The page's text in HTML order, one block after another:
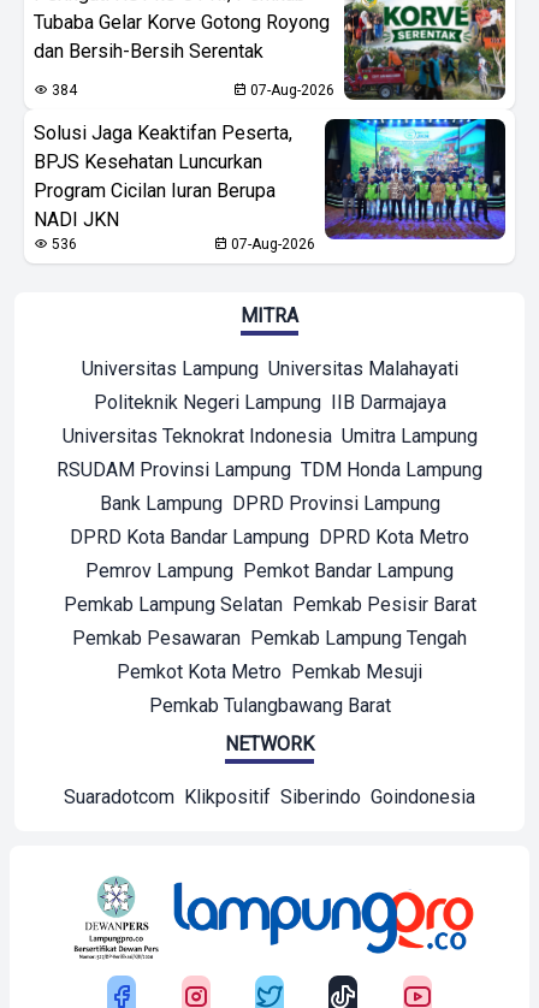
Tubaba Gelar Korve Gotong Royong
dan Bersih-Bersih Serentak
384 07-Aug-2026
Solusi Jaga Keaktifan Peserta,
BPJS Kesehatan Luncurkan
Program Cicilan Iuran Berupa
NADI JKN
536 07-Aug-2026
MITRA
Universitas Lampung Universitas Malahayati
Politeknik Negeri Lampung IIB Darmajaya
Universitas Teknokrat Indonesia Umitra Lampung
RSUDAM Provinsi Lampung TDM Honda Lampung
Bank Lampung DPRD Provinsi Lampung
DPRD Kota Bandar Lampung DPRD Kota Metro
Pemrov Lampung Pemkot Bandar Lampung
Pemkab Lampung Selatan Pemkab Pesisir Barat
Pemkab Pesawaran Pemkab Lampung Tengah
Pemkot Kota Metro Pemkab Mesuji
Pemkab Tulangbawang Barat
NETWORK
Suaradotcom Klikpositif Siberindo Goindonesia